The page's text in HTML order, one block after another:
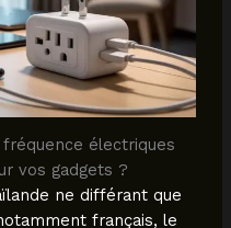
électriques
vos gadgets ?
ne différant que
français, le